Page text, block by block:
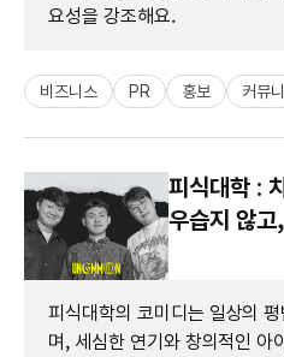
요성을 강조해요.
비즈니스 PR 홍보 커뮤
피식대학 :
우습지 않
피식대학의 코미디는 일상의
며, 세심한 연기와 창의적인 아